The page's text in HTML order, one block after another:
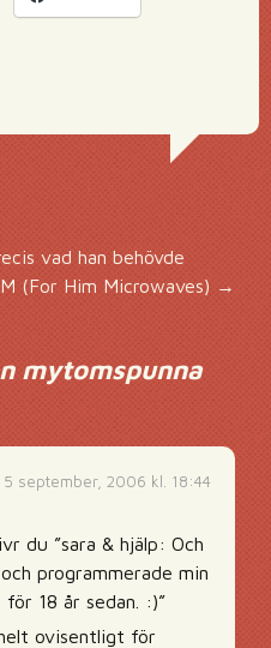
vad han behövde
(For Him Microwaves) →
mytomspunna
5 september, 2006 kl. 18:44
du ”sara & hjälp: Och
programmerade min
18 år sedan. :)”
ovisentligt för